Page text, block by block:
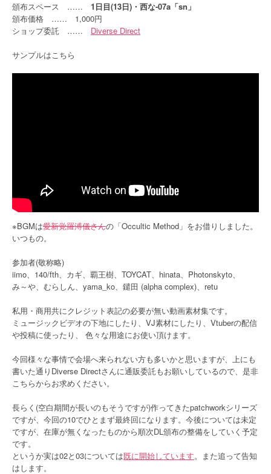
頒布スペース …… 1日目(13日)・西な-07a「sn」
頒布価格 …… 1,000円
ショップ委託 …… Diverse Direct
サンプルはこちら
※BGMは愛新覚羅溥儀さんの「Occultic Method」をお借りしました。
いつもの。
参加者(敬称略)
iimo、140/fth、カギ、覇王樹、TOYCAT、hinata、Photonskyto、
み～や、むらしん、yama_ko、鑓田 (alpha complex)、retu
私用・商用共にクレジット表記の必要が無い動画素材集です。
ミュージックビデオの下地にしたり、VJ素材にしたり、Vtuberの配信
や投稿に使ったり、 色々な用途にお使い頂けます。
今回様々な事情で会場へ来られない方も多いかと思いますが、上にも
書いた通りDiverse Directさんに通販委託もお願いしているので、是非
こちらからお求めください。
長らく(空白期間が長いのもそうですが)作ってきたpatchworkシリーズ
ですが、今回の10でひとまず最終回になります。今後については未定
ですが、在庫が無くなったものから順次DL頒布の整備をしていく予定
です。
というか実は02と03については既に開始しています。また追って告知
はします。